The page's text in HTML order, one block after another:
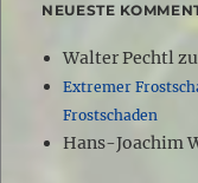
NEUESTE
Walter Pechtlzu
Extremer
Frostschaden
Hans-Joachim